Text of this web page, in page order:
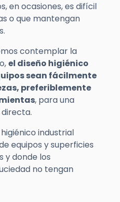
en ocasiones, es difícil
o que mantengan
contemplar la
el diseño higiénico
sean fácilmente
preferiblemente
, para una
directa.
industrial
equipos y superficies
y donde los
no tengan